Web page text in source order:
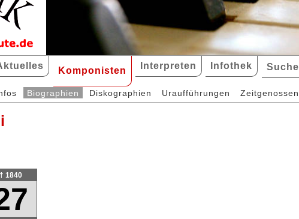
Komponisten Interpreten Infothek Suche
Biographien Diskographien Uraufführungen Zeitgenossen
† 1840